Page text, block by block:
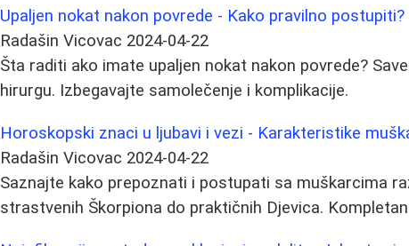
Upaljen nokat nakon povrede - Kako pravilno postupiti?
Radašin Vicovac 2024-04-22
Šta raditi ako imate upaljen nokat nakon povrede?
hirurgu. Izbegavajte samolečenje i komplikacije.
Horoskopski znaci u ljubavi i vezi - Karakteristike
Radašin Vicovac 2024-04-22
Saznajte kako prepoznati i postupati sa muškarcima
strastvenih Škorpiona do praktičnih Djevica.